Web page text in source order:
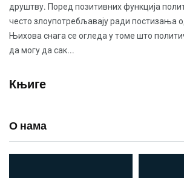
друштву. Поред позитивних функција
често злоупотребљавају ради постизања
Њихова снага се огледа у томе што
да могу да сак...
Књиге
О нама